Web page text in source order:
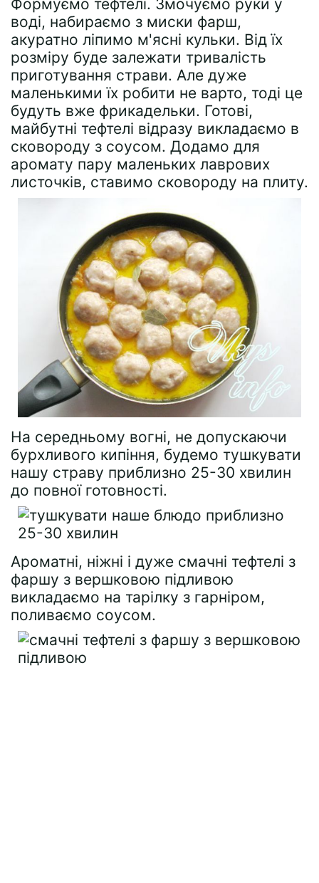
Формуємо тефтелі. Змочуємо руки у
воді, набираємо з миски фарш,
акуратно ліпимо м'ясні кульки. Від їх
розміру буде залежати тривалість
приготування страви. Але дуже
маленькими їх робити не варто, тоді це
будуть вже фрикадельки. Готові,
майбутні тефтелі відразу викладаємо в
сковороду з соусом. Додамо для
аромату пару маленьких лаврових
листочків, ставимо сковороду на плиту.
На середньому вогні, не допускаючи
бурхливого кипіння, будемо тушкувати
нашу страву приблизно 25-30 хвилин
до повної готовності.
Ароматні, ніжні і дуже смачні тефтелі з
фаршу з вершковою підливою
викладаємо на тарілку з гарніром,
поливаємо соусом.